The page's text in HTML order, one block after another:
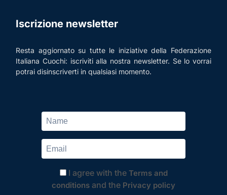
Iscrizione newsletter
Resta aggiornato su tutte le iniziative della Federazione
Italiana Cuochi: iscriviti alla nostra newsletter. Se lo vorrai
potrai disinscriverti in qualsiasi momento.
I agree with the Terms and
conditions and the Privacy policy